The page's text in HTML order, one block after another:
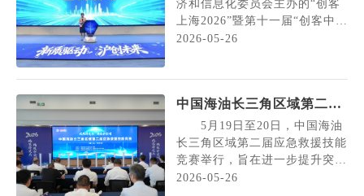
最大的经济中心城市，正...
中国”上海中小企业创新创
业大赛正式启动
济和信息化委员会主办的“创客
上海2026”暨第十一届“创客中
国”上海中小企业创新创业大赛
新创业大赛。市经济信息化委总
工程师裘薇、徐汇区领导方雷、
上海农商银行党委副书记顾贤斌
等出席活动。 作为...
2026-05-26
中国海油长三角区域第二届
应急救援技能竞赛举行
5月19日至20日，中国海油
长三角区域第二届应急救援技能
竞赛举行，旨在进一步提升突发
事件应急处置能力，建立全方
2026-05-26